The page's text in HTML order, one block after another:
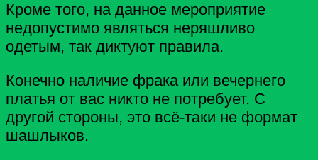
Кроме того, на данное мероприятие
недопустимо являться неряшливо
одетым, так диктуют правила.
Конечно наличие фрака или вечернего
платья от вас никто не потребует. С
другой стороны, это всё-таки не формат
шашлыков.